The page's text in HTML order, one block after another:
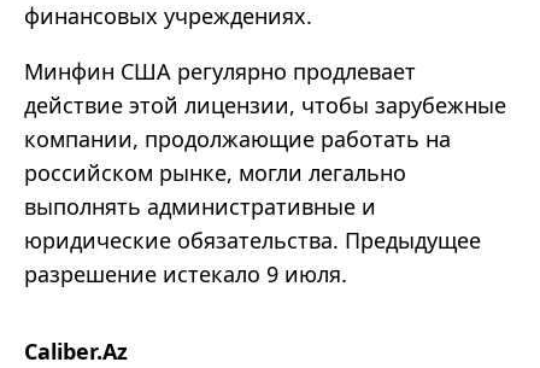
финансовых учреждениях.
Минфин США регулярно продлевает
действие этой лицензии, чтобы зарубежные
компании, продолжающие работать на
российском рынке, могли легально
выполнять административные и
юридические обязательства. Предыдущее
разрешение истекало 9 июля.
Caliber.Az